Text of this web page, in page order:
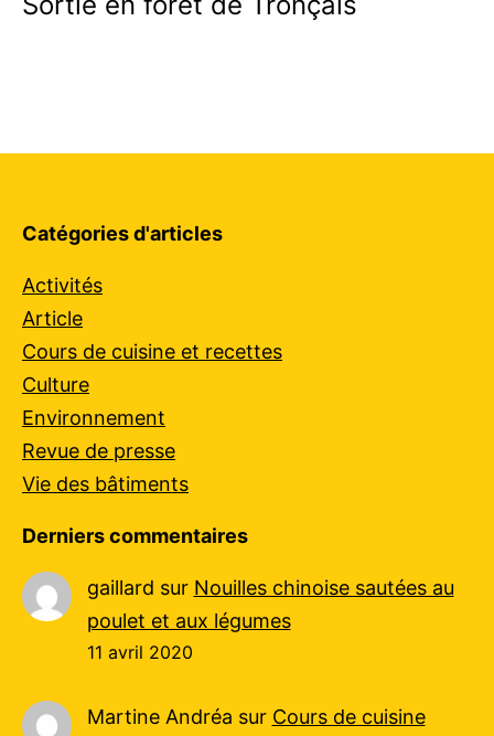
de
Catégories d'articles
Activités
Article
Cours de cuisine et recettes
Culture
Environnement
Revue de presse
Vie des bâtiments
Derniers commentaires
gaillard sur Nouilles chinoise sautées au
poulet et aux légumes
11 avril 2020
Martine Andréa sur Cours de cuisine